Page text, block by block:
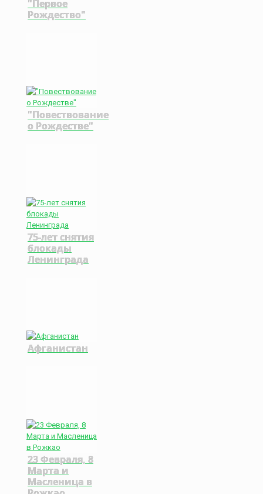
"Первое
Рождество"
"Повествование
о Рождестве"
75-лет снятия
блокады
Ленинграда
Афганистан
23 Февраля, 8
Марта и
Масленица в